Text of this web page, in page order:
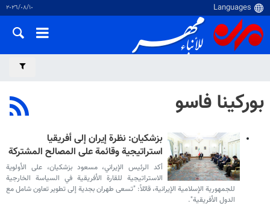
١٠‏/٠٨‏/٢٠٢٦
بوركينا فاسو
بزشكيان: نظرة إيران إلى أفريقيا
استراتيجية وقائمة على المصالح المشتركة
أكد الرئيس الإيراني، مسعود بزشكيان، على الأولوية
الاستراتيجية للقارة الأفريقية في السياسة الخارجية
للجمهورية الإسلامية الإيرانية، قائلاً: "تسعى طهران بجدية إلى تطوير تعاون شامل مع
الدول الأفريقية".